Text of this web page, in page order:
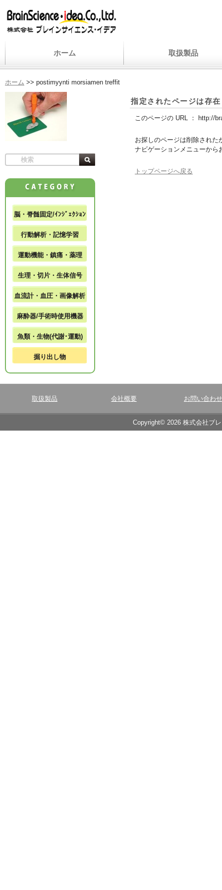
ホーム 取扱製品
ホーム >> postimyynti morsiamen treffit
指定されたページは存
このページの URL ： http://
お探しのページは削除された
ナビゲーションメニューから
トップページへ戻る
脳・脊髄固定/ｲﾝｼﾞｪｸｼｮﾝ
行動解析・記憶学習
運動機能・鎮痛・薬理
生理・切片・生体信号
血流計・血圧・画像解析
麻酔器/手術時使用機器
魚類・生物(代謝･運動)
掘り出し物
取扱製品 会社概要 お問い合わせ
Copyright© 2026 株式会社ブ